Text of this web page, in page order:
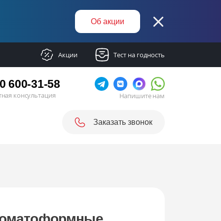
Об акции
Акции Тест на годность
600-31-58
консультация Напишите нам
Заказать звонок